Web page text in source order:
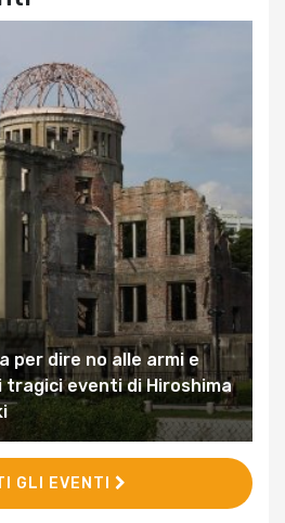
per dire no alle armi e
tragici eventi di Hiroshima
GLI EVENTI